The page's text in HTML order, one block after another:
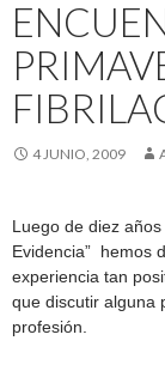
4 JUNIO, 2009
Luego de diez
Evidencia” hemos
experiencia tan
que discutir alguna
profesión.